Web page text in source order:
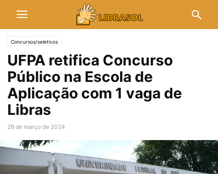
Concursos/seletivos
UFPA retifica Concurso
Público na Escola de
Aplicação com 1 vaga de
Libras
28 de março de 2024